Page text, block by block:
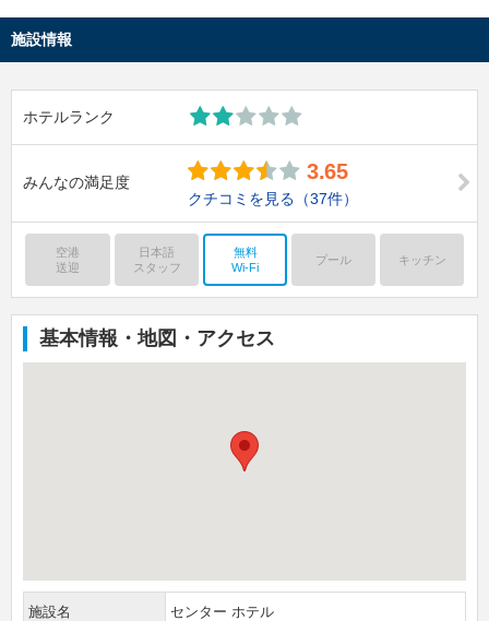
施設情報
ホテルランク
みんなの満足度 3.65
クチコミを見る （37件）
空港
送迎
日本語
スタッフ
無料
Wi-Fi
プール キッチン
基本情報・地図・アクセス
施設名 センター ホテル